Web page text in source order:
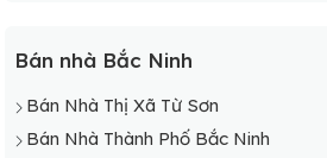
Bán Nhà Phường Hạp Lĩnh
Bán nhà Bắc Ninh
Bán Nhà Thị Xã Từ Sơn
Bán Nhà Thành Phố Bắc Ninh